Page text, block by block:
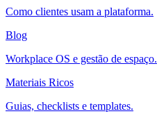
Como clientes usam a plataforma.
Blog
Workplace OS e gestão de espaço.
Materiais Ricos
Guias, checklists e templates.